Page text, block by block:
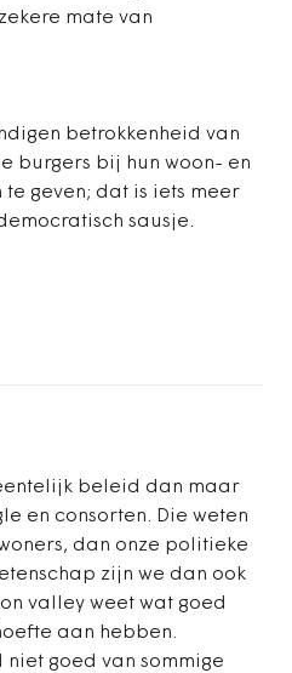
mate van
betrokkenheid van
burgers bij hun woon- en
te geven; dat is iets meer
sausje.
beleid dan maar
en consorten. Die weten
dan onze politieke
zijn we dan ook
valley weet wat goed
aan hebben.
niet goed van sommige